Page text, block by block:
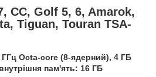
CC, Golf 5, 6, Amarok,
Tiguan, Touran TSA-
Octa-core (8-ядерний), 4 ГБ
пам'ять: 16 ГБ